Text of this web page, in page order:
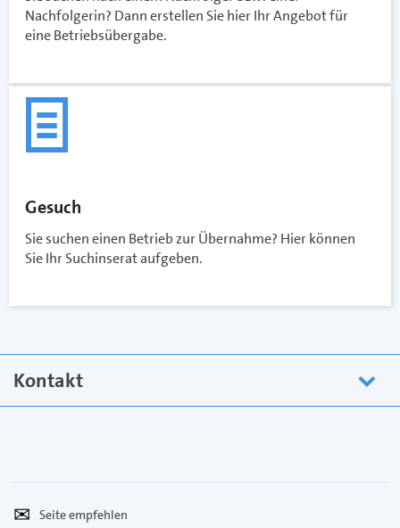
Nachfolgerin? Dann erstellen Sie hier Ihr Angebot für
eine Betriebsübergabe.
Gesuch
Sie suchen einen Betrieb zur Übernahme? Hier können
Sie Ihr Suchinserat aufgeben.
Kontakt
empfehlen
Per